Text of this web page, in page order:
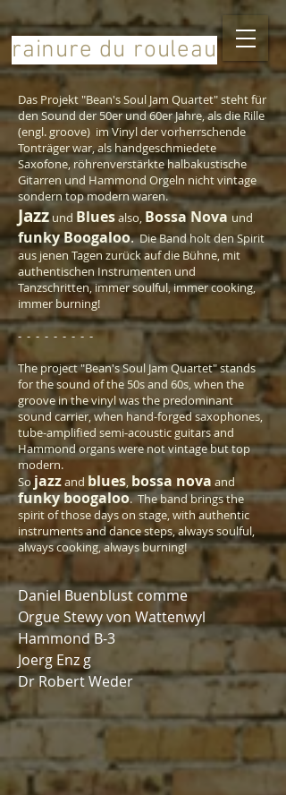
rainure du rouleau
Das Projekt "Bean's Soul Jam Quartet" steht für
den Sound der 50er und 60er Jahre, als die Rille
(engl. groove) im Vinyl der vorherrschende
Tonträger war, als handgeschmiedete
Saxofone, röhrenverstärkte halbakustische
Gitarren und Hammond Orgeln nicht vintage
sondern top modern waren.
Jazz und Bluesalso, Bossa Nova und
funky Boogaloo.Die Bandholt den Spirit
aus jenen Tagen zurück auf die Bühne, mit
authentischen Instrumenten und
Tanzschritten, immer soulful, immer cooking,
immer burning!
- - - - - - - - -
The project "Bean's Soul Jam Quartet" stands
for the sound of the 50s and 60s, when the
groove in the vinyl was the predominant
sound carrier, when hand-forged saxophones,
tube-amplified semi-acoustic guitars and
Hammond organs were not vintage but top
modern.
So jazzand blues, bossa nova and
funky boogaloo. The band brings the
spirit of those days on stage, with authentic
instruments and dance steps, always soulful,
always cooking, always burning!
Daniel Buenblust comme
Orgue Stewy von Wattenwyl
Hammond B-3
Joerg Enz g
Dr Robert Weder